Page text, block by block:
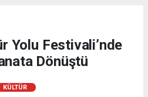
Yolu Festivali’nde
Dönüştü
KÜLTÜR